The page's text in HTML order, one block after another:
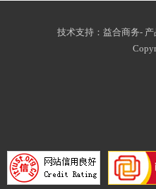
技术支持：益合商务-